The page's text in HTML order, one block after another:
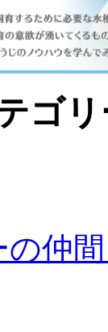
ゴ
仲